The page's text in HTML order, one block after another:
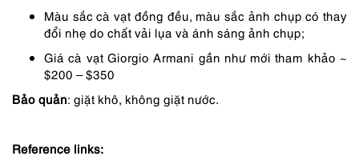
Màu sắc cà vạt đồng đều, màu sắc ảnh chụp có thay
đổi nhẹ do chất vải lụa và ánh sáng ảnh chụp;
Giá cà vạt Giorgio Armani gần như mới tham khảo ~
$200 – $350
Bảo quản: giặt khô, không giặt nước.
Reference links: